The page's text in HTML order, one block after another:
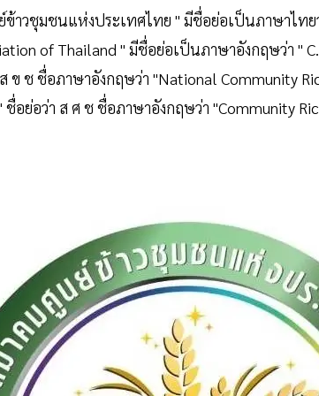
าวชุมชนแห่งประเทศไทย " มีชื่อย่อเป็นภาษาไท
of Thailand " มีชื่อย่อเป็นภาษาอังกฤษว่า "
ช ชื่อภาษาอังกฤษว่า "National Community
ย่อว่า ส ศ ช ชื่อภาษาอังกฤษว่า "Community